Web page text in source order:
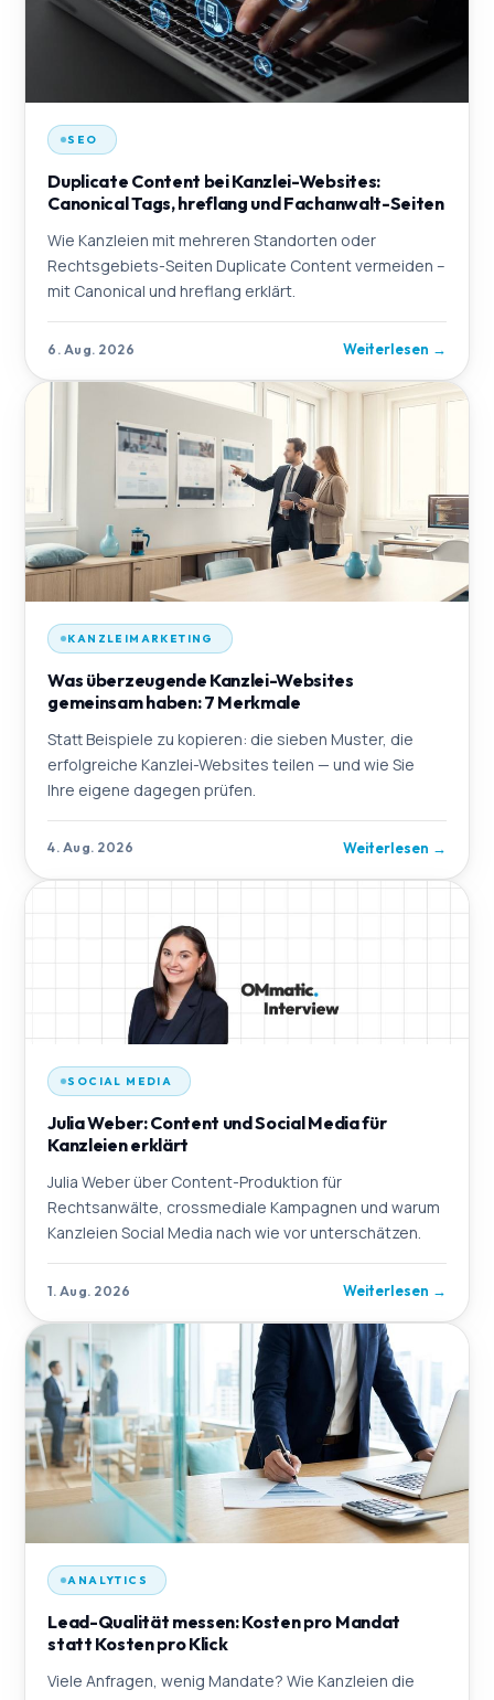
SEO
Duplicate Content bei Kanzlei-Websites:
Canonical Tags, hreflang und Fachanwalt-Seiten
Wie Kanzleien mit mehreren Standorten oder
Rechtsgebiets-Seiten Duplicate Content vermeiden –
mit Canonical und hreflang erklärt.
6. Aug. 2026 Weiterlesen →
KANZLEIMARKETING
Was überzeugende Kanzlei-Websites
gemeinsam haben: 7 Merkmale
Statt Beispiele zu kopieren: die sieben Muster, die
erfolgreiche Kanzlei-Websites teilen — und wie Sie
Ihre eigene dagegen prüfen.
4. Aug. 2026 Weiterlesen →
SOCIAL MEDIA
Julia Weber: Content und Social Media für
Kanzleien erklärt
Julia Weber über Content-Produktion für
Rechtsanwälte, crossmediale Kampagnen und warum
Kanzleien Social Media nach wie vor unterschätzen.
1. Aug. 2026 Weiterlesen →
ANALYTICS
Lead-Qualität messen: Kosten pro Mandat
statt Kosten pro Klick
Viele Anfragen, wenig Mandate? Wie Kanzleien die